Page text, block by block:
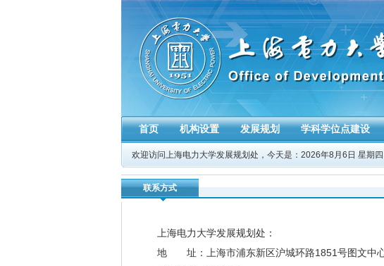
首页 机构设置 发展规划 学科学位点建设
欢迎访问上海电力大学发展规划处，今天是： 2026年8月6日 星期四
联系方式
上海电力大学发展规划处：
地 址：上海市浦东新区沪城环路1851号图文中